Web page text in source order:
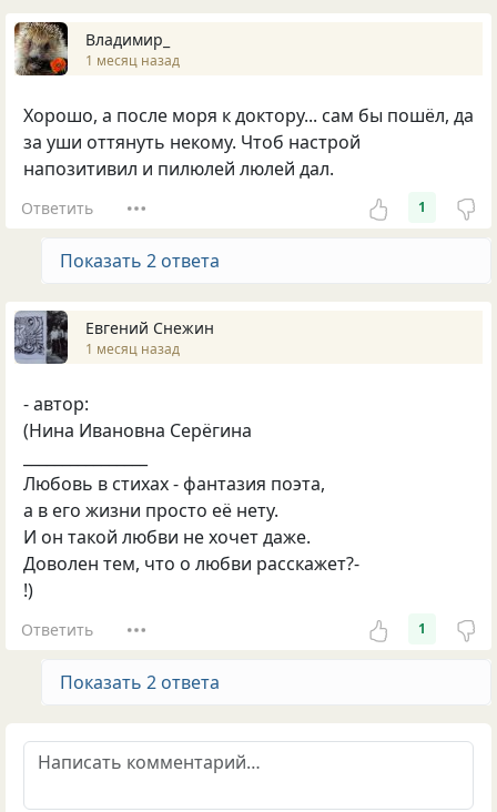
Владимир_
1 месяц назад
Хорошо, а после моря к доктору... сам бы пошёл, да
за уши оттянуть некому. Чтоб настрой
напозитивил и пилюлей люлей дал.
Ответить 1
Показать 2 ответа
Евгений Снежин
1 месяц назад
- автор:
(Нина Ивановна Серёгина
Любовь в стихах - фантазия поэта,
а в его жизни просто её нету.
И он такой любви не хочет даже.
Доволен тем, что о любви расскажет?-
!)
Ответить 1
Показать 2 ответа